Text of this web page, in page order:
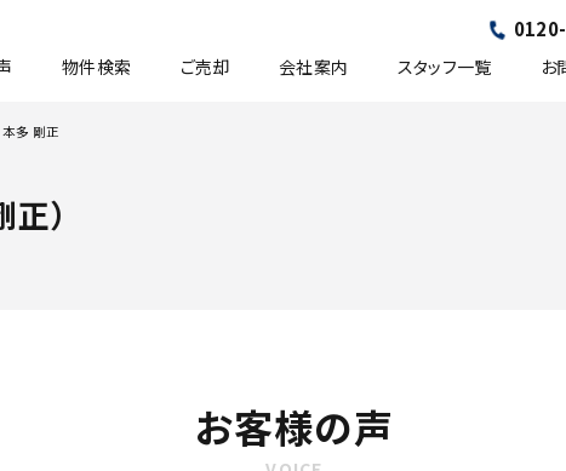
物件検索 ご売却 会社案内 スタッフ一覧 お
多 剛正
）
お客様の声